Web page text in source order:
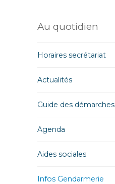
Au quotidien
Horaires secrétariat
Actualités
Guide des démarches
Agenda
Aides sociales
Infos Gendarmerie